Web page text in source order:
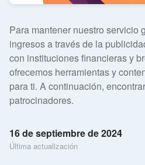
Para mantener nuestro servicio
ingresos a través de la
con instituciones financieras y
ofrecemos herramientas y
para ti. A continuación,
patrocinadores.
16 de septiembre de 2024
Última actualización